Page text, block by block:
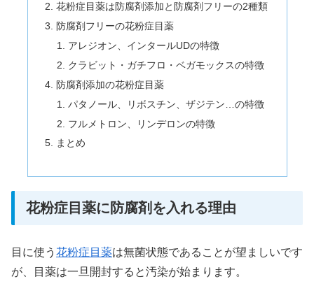
花粉症目薬は防腐剤添加と防腐剤フリーの2種類
防腐剤フリーの花粉症目薬
アレジオン、インタールUDの特徴
クラビット・ガチフロ・ベガモックスの特徴
防腐剤添加の花粉症目薬
パタノール、リボスチン、ザジテン…の特徴
フルメトロン、リンデロンの特徴
まとめ
花粉症目薬に防腐剤を入れる理由
目に使う 花粉症目薬は無菌状態であることが望ましいです
が、目薬は一旦開封すると汚染が始まります。